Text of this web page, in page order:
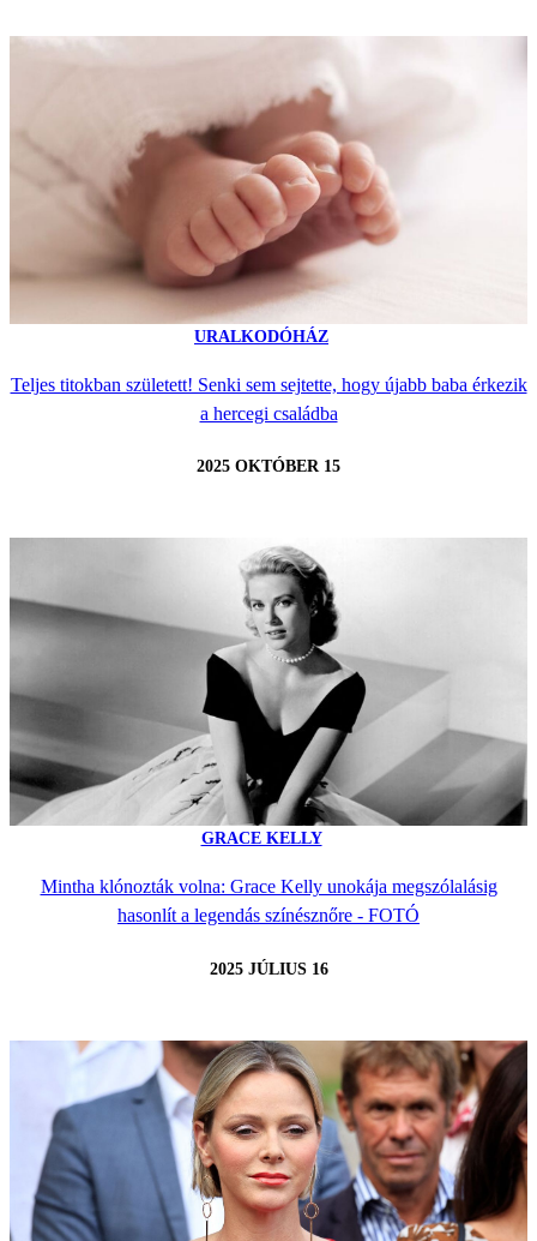
URALKODÓHÁZ
Teljes titokban született! Senki sem sejtette, hogy újabb baba érkezik
a hercegi családba
2025 OKTÓBER 15
GRACE KELLY
Mintha klónozták volna: Grace Kelly unokája megszólalásig
hasonlít a legendás színésznőre - FOTÓ
2025 JÚLIUS 16